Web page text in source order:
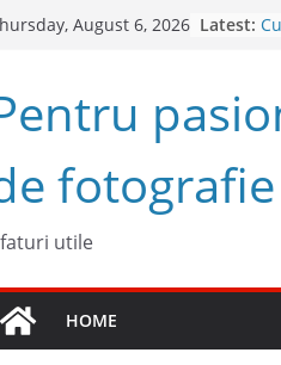
August 6, 2026 Latest:
4
fotografie
utile
HOME